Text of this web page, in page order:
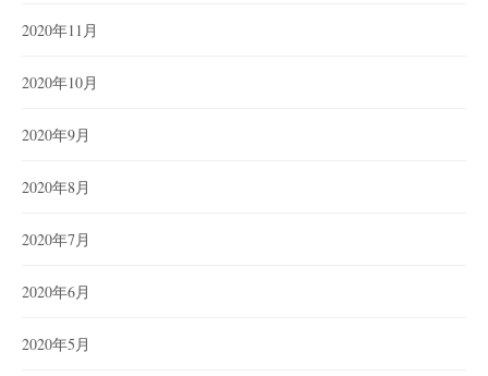
2020年11月
2020年10月
2020年9月
2020年8月
2020年7月
2020年6月
2020年5月